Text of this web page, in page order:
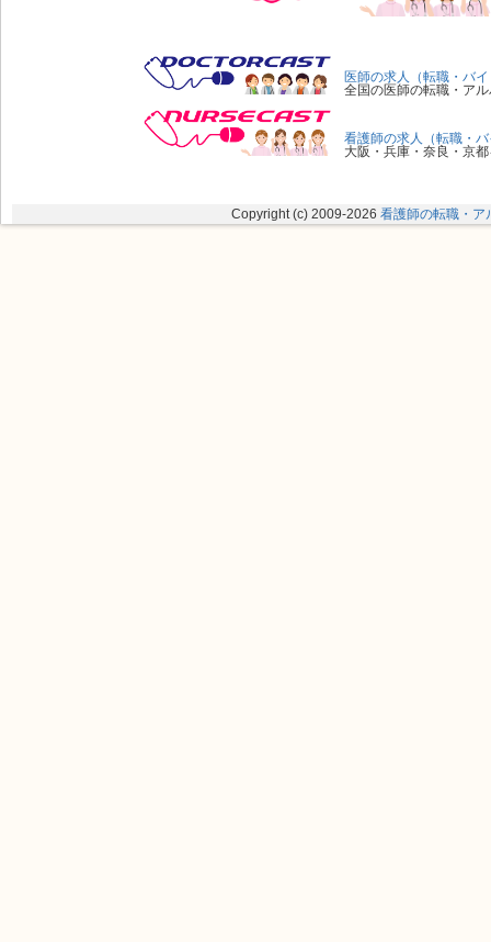
医師の求人（転職・バ
全国の医師の転職・ア
看護師の求人（転職・
大阪・兵庫・奈良・京
Copyright (c) 2009-2026 看護師の転職・ア